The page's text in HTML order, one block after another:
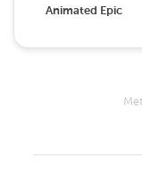
Animated Epic